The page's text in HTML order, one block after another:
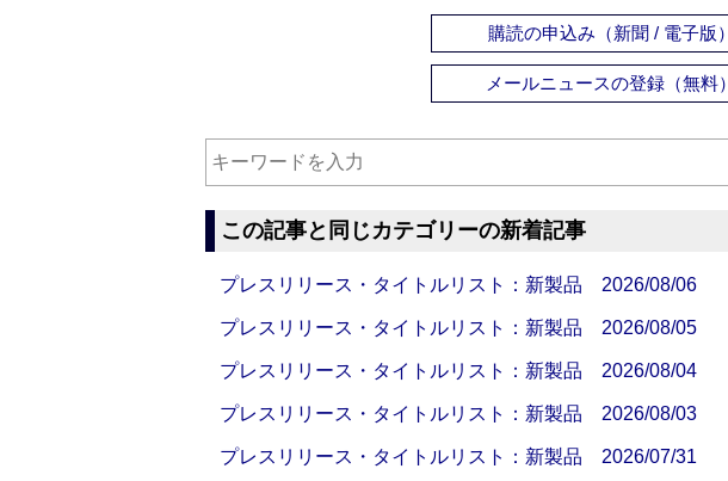
購読の申込み（新聞 / 電子版）
メールニュースの登録（無料）
この記事と同じカテゴリーの新着記事
プレスリリース・タイトルリスト：新製品 2026/08/06
プレスリリース・タイトルリスト：新製品 2026/08/05
プレスリリース・タイトルリスト：新製品 2026/08/04
プレスリリース・タイトルリスト：新製品 2026/08/03
プレスリリース・タイトルリスト：新製品 2026/07/31